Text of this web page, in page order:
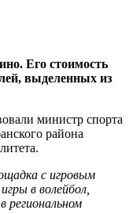
Его стоимость
выделенных из
министр спорта
района
с игровым
в волейбол,
региональном